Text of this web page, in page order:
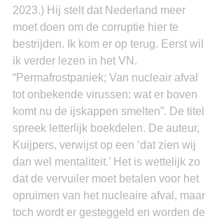
2023.) Hij stelt dat Nederland meer
moet doen om de corruptie hier te
bestrijden. Ik kom er op terug. Eerst wil
ik verder lezen in het VN.
“Permafrostpaniek; Van nucleair afval
tot onbekende virussen: wat er boven
komt nu de ijskappen smelten”. De titel
spreek letterlijk boekdelen. De auteur,
Kuijpers, verwijst op een ‘dat zien wij
dan wel mentaliteit.’ Het is wettelijk zo
dat de vervuiler moet betalen voor het
opruimen van het nucleaire afval, maar
toch wordt er gesteggeld en worden de